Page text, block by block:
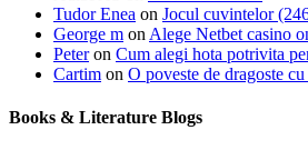
Tudor Enea on Jocul cuvintelor
George m on Alege Netbet casino
Peteron Cum alegi hota potrivita
Cartim on O poveste de dragoste
Books & Literature Blogs